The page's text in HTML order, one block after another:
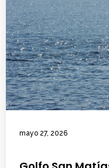
mayo 27, 2026